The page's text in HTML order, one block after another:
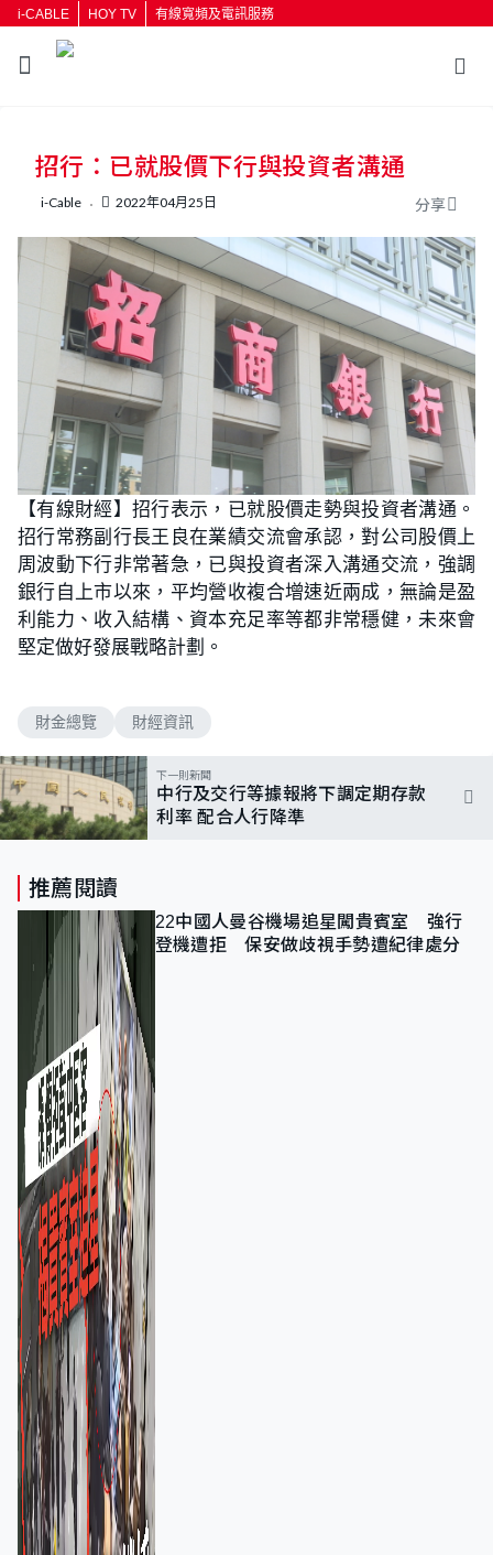
i-CABLE HOY TV 有線寬頻及電訊服務
按輸入鍵開始搜尋
招行：已就股價下行與投資者溝通
i-Cable 2022年04月25日 分享
【有線財經】招行表示，已就股價走勢與投資者溝通。
招行常務副行長王良在業績交流會承認，對公司股價上
周波動下行非常著急，已與投資者深入溝通交流，強調
銀行自上市以來，平均營收複合增速近兩成，無論是盈
利能力、收入結構、資本充足率等都非常穩健，未來會
堅定做好發展戰略計劃。
財金總覽 財經資訊
下一則新聞
中行及交行等據報將下調定期存款
利率 配合人行降準
推薦閱讀
22中國人曼谷機場追星闖貴賓室 強行
登機遭拒 保安做歧視手勢遭紀律處分